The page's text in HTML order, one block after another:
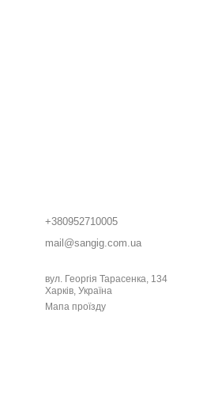
+380952710005
mail@sangig.com.ua
вул. Георгія Тарасенка, 134
Харків, Україна
Мапа проїзду